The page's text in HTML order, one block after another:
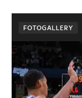
FOTOGALLERY